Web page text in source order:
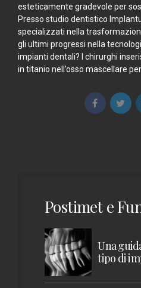
esteticamente gradevole per
Presso studio dentistico
specializzati nella
gli ultimi progressi nella
impianti dentali? I chirurghi
in titanio nell’osso mascellare
Postimet e
Una
tipo di